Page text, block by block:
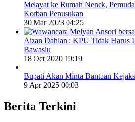
Melayat ke Rumah Nenek,
Korban Penusukan
30 Mar 2023 04:25
Aizan Dahlan : KPU Tidak Harus
Bawaslu
18 Oct 2020 19:19
Bupati Akan Minta Bantuan
9 Apr 2025 00:03
Berita Terkini